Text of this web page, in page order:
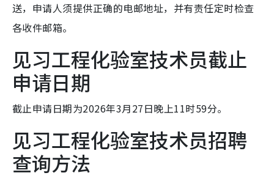
送，申请人须提供正确的电邮地址，并有责任定时检查
各收件邮箱。
见习工程化验室技术员截止
申请日期
截止申请日期为2026年3月27日晚上11时59分。
见习工程化验室技术员招聘
查询方法